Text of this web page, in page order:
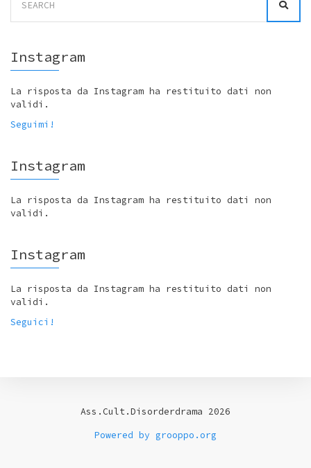
for:
Instagram
La risposta da Instagram ha restituito dati non
validi.
Seguimi!
Instagram
La risposta da Instagram ha restituito dati non
validi.
Instagram
La risposta da Instagram ha restituito dati non
validi.
Seguici!
Ass.Cult.Disorderdrama 2026
Powered by grooppo.org